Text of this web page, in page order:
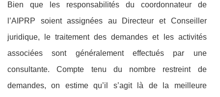
Bien que les responsabilités du coordonnateur de
l’AIPRP soient assignées au Directeur et Conseiller
juridique, le traitement des demandes et les activités
associées sont généralement effectués par une
consultante. Compte tenu du nombre restreint de
demandes, on estime qu’il s’agit là de la meilleure